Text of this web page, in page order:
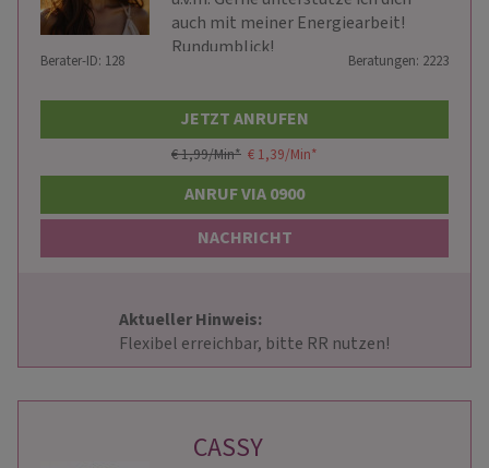
auch mit meiner Energiearbeit!
Rundumblick!
Berater-ID: 128 Beratungen: 2223
JETZT ANRUFEN
€ 1,99/Min* € 1,39/Min*
ANRUF VIA 0900
NACHRICHT
Aktueller Hinweis:
CASSY